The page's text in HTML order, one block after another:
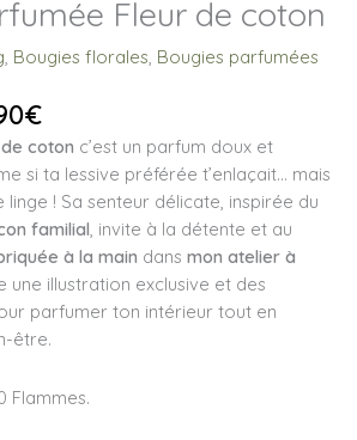
Fleur de coton
, Bougies florales, Bougies parfumées
€Plage
de
prix :
19.90€
à
39.90€
coton c’est un parfum doux et
si ta lessive préférée t’enlaçait… mais
! Sa senteur délicate, inspirée du
familial, invite à la détente et au
à la main dans mon atelier à
une illustration exclusive et des
parfumer ton intérieur tout en
être.
Flammes.